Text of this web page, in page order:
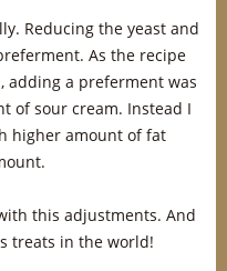
Reducing the yeast and
As the recipe
adding a preferment was
of sour cream. Instead I
higher amount of fat
this adjustments. And
treats in the world!